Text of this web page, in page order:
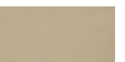
活與臺灣社會的互動」，簡